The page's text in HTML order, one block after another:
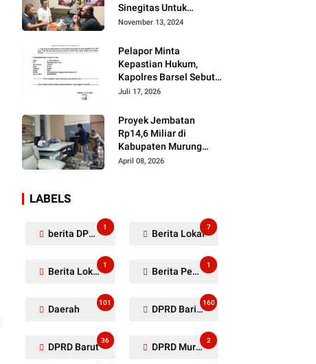
Sinegitas Untuk
Menjaga Situasi
Kondusif Dengan Insan
Pers
November 13, 2024
Pelapor Minta
Kepastian Hukum,
Kapolres Barsel Sebut
Dugaan Penyerobotan
Juli 17, 2026
Proyek Jembatan
Rp14,6 Miliar di
Kabupaten Murung
Raya Mangkrak,
April 08, 2026
LABELS
berita DPRD Murung Raya
1
Berita Lokal
7
Berita Lokal Kabupaten Barito Utara
1
Berita Pemkab Murung Raya
1
Daerah
101
DPRD Barito Utara
160
DPRD Barut
36
DPRD Murung Raya
2